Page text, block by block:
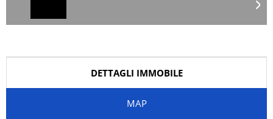
DETTAGLI IMMOBILE
MAP